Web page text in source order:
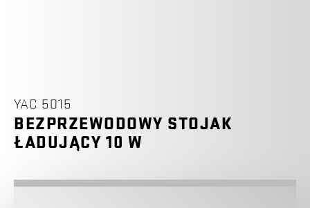
YAC 5015
BEZPRZEWODOWY STOJAK
ŁADUJĄCY 10 W